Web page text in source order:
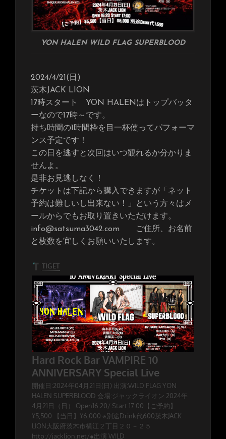
YON HALEN WILD FLAG SUPERBLOOD
2024/4/21(日)
茨木JACK LION
17時スタート YON HALENはトップバッタ
ーなので17時～です。
持ち時間の1時間枠を目一杯使ってパフォーマ
ンス予定です！
この日を逃すと次回はいつ観れるか分かりま
せんよ。
是非お見逃しなく！
チケットは下記から購入できますが「ネット
予約は難しいし出来ない！」という方々はメ
ールからでもお取り置きいただけます。
info@satsuma3042.com ご住所、お名前
と枚数を宜しくお願いいたします。